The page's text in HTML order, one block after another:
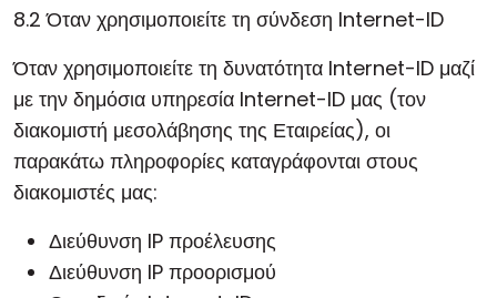
8.2 Όταν χρησιμοποιείτε τη σύνδεση Internet-ID
Όταν χρησιμοποιείτε τη δυνατότητα Internet-ID μαζί
με την δημόσια υπηρεσία Internet-ID μας (τον
διακομιστή μεσολάβησης της Εταιρείας), οι
παρακάτω πληροφορίες καταγράφονται στους
διακομιστές μας:
Διεύθυνση IP προέλευσης
Διεύθυνση IP προορισμού